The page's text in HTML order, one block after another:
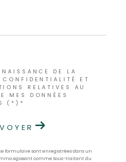
DE LA
ET
RELATIVES AU
MES DONNÉES
(*)*
formulaire sont enregistrées dans un
agissant comme Sous-traitant du